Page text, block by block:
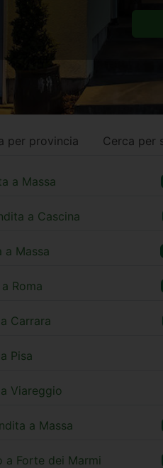
per provincia Cerca per
a Massa
a Cascina
a Massa
Roma
Carrara
Pisa
Viareggio
a Massa
a Forte dei Marmi